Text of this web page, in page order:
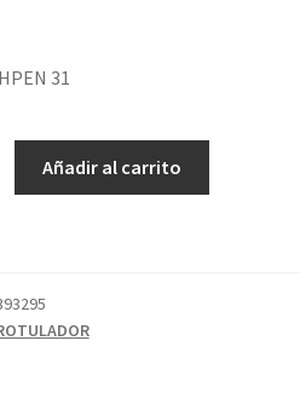
31
Añadir al carrito